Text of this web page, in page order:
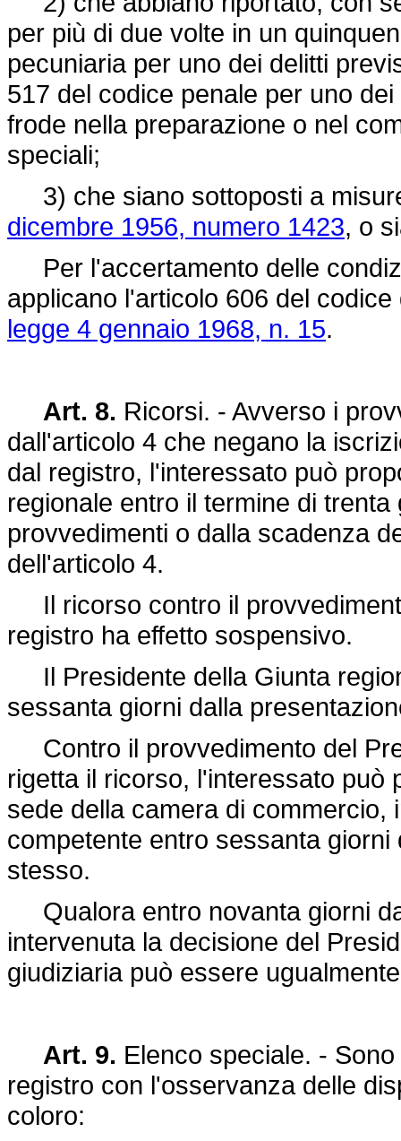
per più di due volte in un
pecuniaria per uno dei delitti
517 del codice penale per uno
frode nella preparazione o nel
speciali;
3) che siano sottoposti a
dicembre 1956, numero 1423, o
Per l'accertamento delle
applicano l'articolo 606 del
legge 4 gennaio 1968, n. 15.
Art. 8. Ricorsi. - Avverso i
dall'articolo 4 che negano la
dal registro, l'interessato può
regionale entro il termine di
provvedimenti o dalla scadenza
dell'articolo 4.
Il ricorso contro il
registro ha effetto sospensivo.
Il Presidente della Giunta
sessanta giorni dalla
Contro il provvedimento del
rigetta il ricorso, l'interessato può
sede della camera di
competente entro sessanta
stesso.
Qualora entro novanta giorni
intervenuta la decisione del
giudiziaria può essere
Art. 9. Elenco speciale. -
registro con l'osservanza delle
coloro: